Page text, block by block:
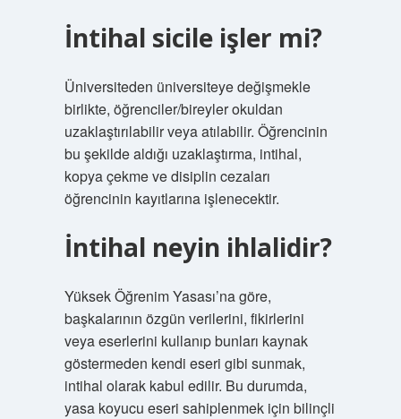
İntihal sicile işler mi?
Üniversiteden üniversiteye değişmekle
birlikte, öğrenciler/bireyler okuldan
uzaklaştırılabilir veya atılabilir. Öğrencinin
bu şekilde aldığı uzaklaştırma, intihal,
kopya çekme ve disiplin cezaları
öğrencinin kayıtlarına işlenecektir.
İntihal neyin ihlalidir?
Yüksek Öğrenim Yasası’na göre,
başkalarının özgün verilerini, fikirlerini
veya eserlerini kullanıp bunları kaynak
göstermeden kendi eseri gibi sunmak,
intihal olarak kabul edilir. Bu durumda,
yasa koyucu eseri sahiplenmek için bilinçli